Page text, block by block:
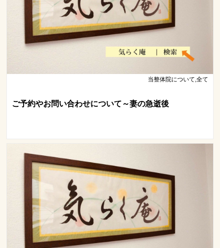
当整体院について,全て
ご予約やお問い合わせについて～妻の急逝後